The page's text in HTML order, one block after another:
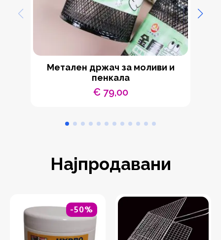
Метален држач за моливи и
пенкала
€79,00
Најпродавани
-50%